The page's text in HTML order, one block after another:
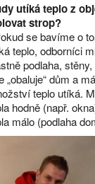
utíká teplo z
strop?
se bavíme o
teplo, odborníci
podlaha,
„obaluje“ dům a
teplo utíká.
hodně (např.
málo (podlaha